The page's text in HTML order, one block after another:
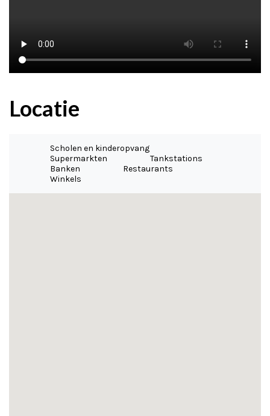
Locatie
Scholen en kinderopvang
Supermarkten
Tankstations
Banken
Restaurants
Winkels